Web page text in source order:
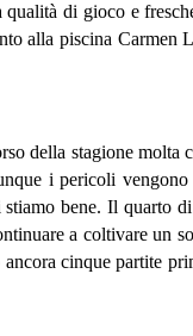
di gioco e
alla piscina Carmen
della stagione molta
i pericoli
bene. Il quarto
a coltivare un
cinque partite